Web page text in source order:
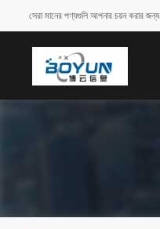
সেরা মানের পণ্যগুলি আপনার চয়ন করার জন্য